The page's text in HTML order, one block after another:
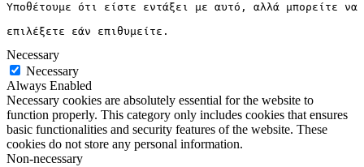
Υποθέτουμε ότι είστε εντάξει με αυτό, αλλά μπορείτε να
επιλέξετε εάν επιθυμείτε.
Necessary
Necessary
Always Enabled
Necessary cookies are absolutely essential for the website to
function properly. This category only includes cookies that ensures
basic functionalities and security features of the website. These
cookies do not store any personal information.
Non-necessary